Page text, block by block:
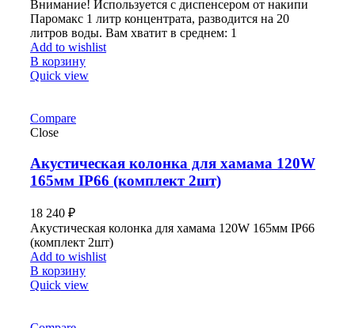
Внимание! Используется с диспенсером от накипи
Паромакс 1 литр концентрата, разводится на 20
литров воды. Вам хватит в среднем: 1
Add to wishlist
В корзину
Quick view
Compare
Close
Акустическая колонка для хамама 120W
165мм IP66 (комплект 2шт)
18 240 ₽
Акустическая колонка для хамама 120W 165мм IP66
(комплект 2шт)
Add to wishlist
В корзину
Quick view